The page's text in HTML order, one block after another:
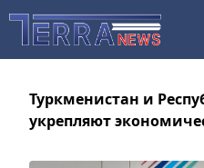
Туркменистан и
укрепляют